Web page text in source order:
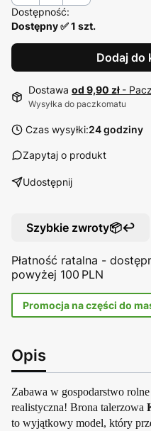
Dostępność:
Dostępny ✅ 1 szt.
Dodaj do
Dostawa od 9,90 zł -
Wysyłka do paczkomatu
Czas wysyłki:24 godziny
Zapytaj o produkt
Udostępnij
Szybkie zwroty📦↩️
Płatność ratalna -
powyżej 100 PLN
Promocja na części do
Opis
Zabawa w gospodarstwo
realistyczna! Brona talerzowa
to wyjątkowy model, który